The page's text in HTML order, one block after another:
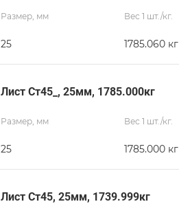
Размер, мм
25
Вес 1 шт./кг.
1785.060 кг
Лист Ст45_, 25мм, 1785.000кг
Размер, мм
25
Вес 1 шт./кг.
1785.000 кг
Лист Ст45, 25мм, 1739.999кг